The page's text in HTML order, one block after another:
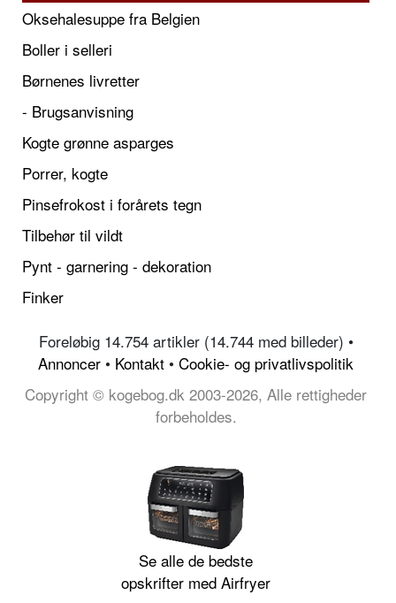
Oksehalesuppe fra Belgien
Boller i selleri
Børnenes livretter
- Brugsanvisning
Kogte grønne asparges
Porrer, kogte
Pinsefrokost i forårets tegn
Tilbehør til vildt
Pynt - garnering - dekoration
Finker
Foreløbig 14.754 artikler (14.744 med billeder) •
Annoncer • Kontakt • Cookie- og privatlivspolitik
Copyright © kogebog.dk 2003-2026, Alle rettigheder
forbeholdes.
Se alle de bedste
opskrifter med Airfryer